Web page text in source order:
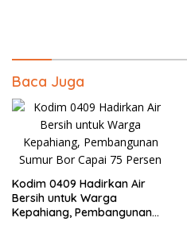
Baca Juga
Kodim 0409 Hadirkan Air
Bersih untuk Warga
Kepahiang, Pembangunan